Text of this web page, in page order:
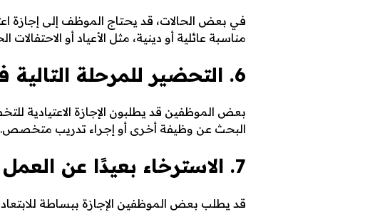
في بعض الحالات، قد يحتاج الموظف إلى إجازة
مناسبة عائلية أو دينية، مثل الأعياد أو الاحتفالات
6. التحضير للمرحلة التالية في حياته المهنية
بعض الموظفين قد يطلبون الإجازة الاعتيادية
البحث عن وظيفة أخرى أو إجراء تدريب متخصص.
7. الاسترخاء بعيدًا عن العمل
قد يطلب بعض الموظفين الإجازة ببساطة